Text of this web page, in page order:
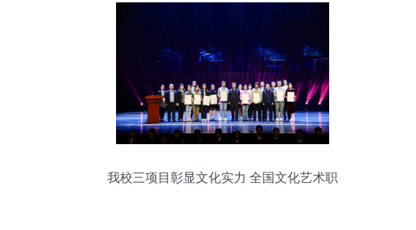
我校三项目彰显文化实力 全国文化艺术职